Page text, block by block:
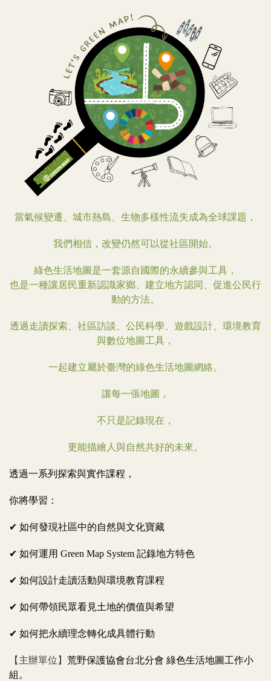
當氣候變遷、城市熱島、生物多樣性流失成為全球課題，
我們相信，改變仍然可以從社區開始。
綠色生活地圖是一套源自國際的永續參與工具，
也是一種讓居民重新認識家鄉、建立地方認同、促進公民行
動的方法。
透過走讀探索、社區訪談、公民科學、遊戲設計、環境教育
與數位地圖工具，
一起建立屬於臺灣的綠色生活地圖網絡。
讓每一張地圖，
不只是記錄現在，
更能描繪人與自然共好的未來。
透過一系列探索與實作課程，
你將學習：
✔ 如何發現社區中的自然與文化寶藏
✔ 如何運用 Green Map System 記錄地方特色
✔ 如何設計走讀活動與環境教育課程
✔ 如何帶領民眾看見土地的價值與希望
✔ 如何把永續理念轉化成具體行動
【主辦單位】 荒野保護協會台北分會 綠色生活地圖工作小
組。